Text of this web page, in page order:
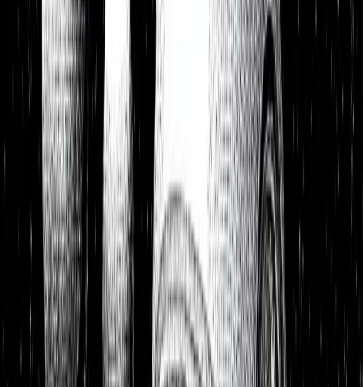
WatchlistUnsere Top-Picks zum Kauf
Portfolios26,8 % p.a. seit 2018
Finanzielle Freiheit
26,8 % p.a.Dividendendepot18,6 % p.a.
1:1 Begleitung
Über uns
7 Tage kostenlos testen